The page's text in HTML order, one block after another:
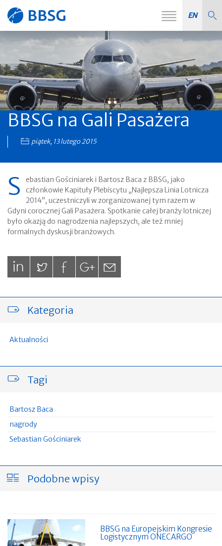
Strona
główna
EN
Zmień
BBSG na Gali Pasażera
piątek, 13 lutego 2015
S
ebastian Gościniarek i Bartosz Baca z BBSG, jako
członkowie Kapituły Plebiscytu „Najlepsza Linia Lotnicza
2014”, uczestniczyli w zorganizowanej tym razem w
Gdyni corocznej Gali Pasażera. Spotkanie całej branży lotniczej
było okazją do nagrodzenia najlepszych, ale też mniej
formalnych dyskusji branżowych.
Kategoria
Aktualności
Tagi
Bartosz Baca
nagrody
Sebastian Gościniarek
Podobne wpisy
BBSG na Europejskim Kongresie
Logistycznym ONECARGO